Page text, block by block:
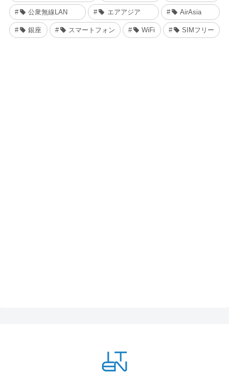
公衆無線LAN エアアジア AirAsia
銀座 スマートフォン WiFi SIMフリー